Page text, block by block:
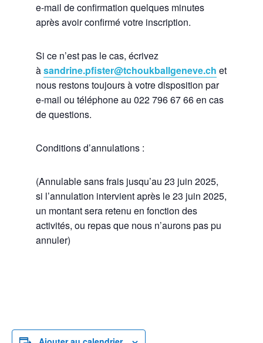
e-mail de confirmation quelques minutes
après avoir confirmé votre inscription.
Si ce n’est pas le cas, écrivez
àsandrine.pfister@tchoukballgeneve.ch et
nous restons toujours à votre disposition par
e-mail ou téléphone au 022 796 67 66 en cas
de questions.
Conditions d’annulations :
(Annulable sans frais jusqu’au 23 juin 2025,
si l’annulation intervient après le 23 juin 2025,
un montant sera retenu en fonction des
activités, ou repas que nous n’aurons pas pu
annuler)